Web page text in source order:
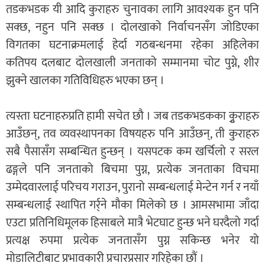
तडकभडक यी आदि कुराहरु चुनावका लागि आवश्यक हुन पनि
सक्छ, नहुन पनि सक्छ । दोलखाको निर्वाचनसँग जोडिएका
विगतका घटनाक्रमलाई हेर्दा गठबन्धनमा रहेका अहिलेका
कतिपय दलबाट दोलखाली जनताको सम्मानमा चोट पुग्ने, शीर
झुक्ने खालका गतिविधिहरु भएका छन् ।
त्यस्ता घटनाहरुप्रति हामी सचेत छौ । जब तडकभडकका कुृराहरु
आउँछन्, तव व्यवस्थापनका विषयहरु पनि आउँछन्, ती कुराहरु
सबै पैसासँग सम्बन्धित हुन्छन् । यसपटक कम खर्चिलो र सरल
ढङ्गले पनि जनताको बिचमा पुग्न, प्रत्येक जनताका विचमा
उम्मेदवारलाई परिचय गराउन, पुरानो सम्बन्धलाई मेन्टेन गर्न र नयाँ
सम्बन्धलाई स्थापित गर्र्ने मौका मिलेको छ । आमसभामा जाँदा
एउटा प्रतिनिधिमूलक हिसाबले मात्रै भेटघाट हुन्छ भने घरदैलो गर्दा
प्रत्यक्ष रुपमा प्रत्येक जनतासँग पुग्न सकिन्छ भनेर यो
मोडालिटीबाट प्रभावकारी प्रचारप्रसार गरिहेका छौं ।